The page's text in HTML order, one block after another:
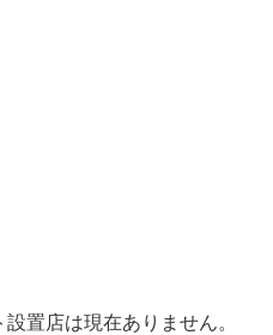
置店は現在ありません。